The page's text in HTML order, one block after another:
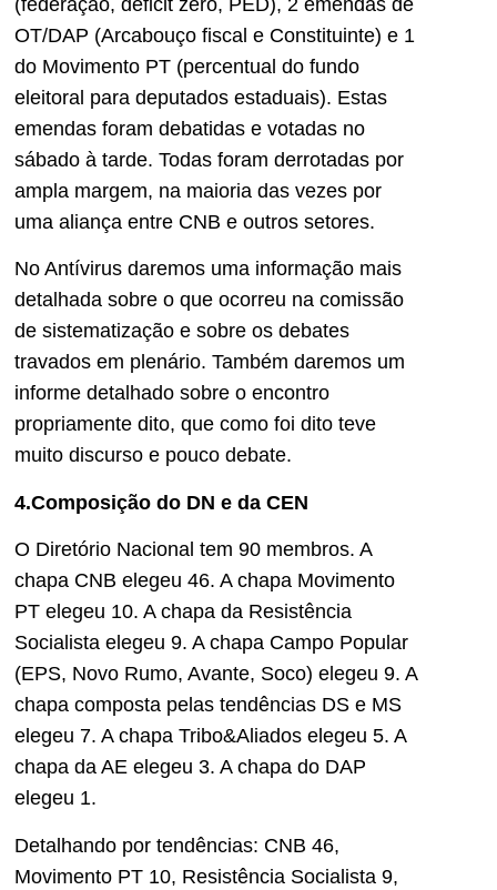
(federação, déficit zero, PED), 2 emendas de
OT/DAP (Arcabouço fiscal e Constituinte) e 1
do Movimento PT (percentual do fundo
eleitoral para deputados estaduais). Estas
emendas foram debatidas e votadas no
sábado à tarde. Todas foram derrotadas por
ampla margem, na maioria das vezes por
uma aliança entre CNB e outros setores.
No Antívirus daremos uma informação mais
detalhada sobre o que ocorreu na comissão
de sistematização e sobre os debates
travados em plenário. Também daremos um
informe detalhado sobre o encontro
propriamente dito, que como foi dito teve
muito discurso e pouco debate.
4.Composição do DN e da CEN
O Diretório Nacional tem 90 membros. A
chapa CNB elegeu 46. A chapa Movimento
PT elegeu 10. A chapa da Resistência
Socialista elegeu 9. A chapa Campo Popular
(EPS, Novo Rumo, Avante, Soco) elegeu 9. A
chapa composta pelas tendências DS e MS
elegeu 7. A chapa Tribo&Aliados elegeu 5. A
chapa da AE elegeu 3. A chapa do DAP
elegeu 1.
Detalhando por tendências: CNB 46,
Movimento PT 10, Resistência Socialista 9,